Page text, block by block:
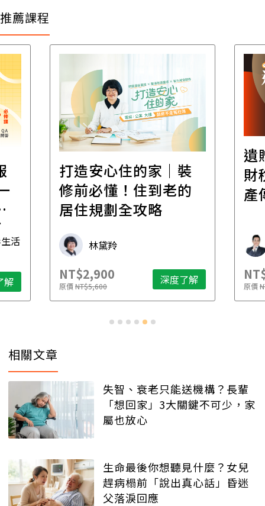
推薦課程
活
解
打造安心住的家｜裝
修前必懂！住到老的
居住規劃全攻略
林黛羚
NT$2,900
原價NT$5,600 深度了解
遺
財
產
原價
相關文章
失智、衰老只能送機構？長輩
「想回家」3大關鍵不可少，家
屬也放心
生命最後你想聽見什麼？女兒
趕病榻前「說出真心話」昏迷
父落淚回應